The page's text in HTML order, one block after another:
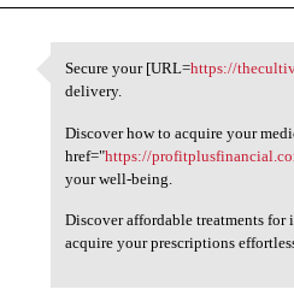
Secure your [URL=https:/
Secure your [URL=https://
delivery.
Discover how to acquire your
href="https://
your well-being.
Discover affordable treatments
acquire your prescriptions